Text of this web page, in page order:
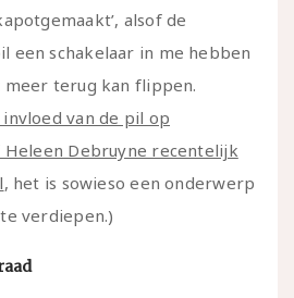
alsof de
een schakelaar in me hebben
terug kan flippen.
van de pil op
Debruyne recentelijk
, het is sowieso een onderwerp
verdiepen.)